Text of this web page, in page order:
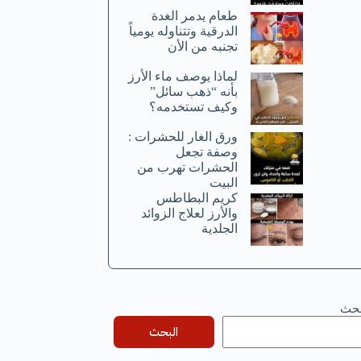
طعام يدمر الغدة
الدرقية وتتناوله يومياً
تجنبه من الأن
لماذا يوصف ماء الأرز
بأنه “ذهب سائل”
وكيف تستخدمه؟
ورق الغار للحشرات :
وصفة تجعل
الحشرات تهرب من
البيت
كريم البطاطس
والأرز لعلاج الزوائد
الجلدية
البحث